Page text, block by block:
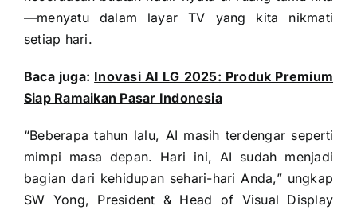
—menyatu dalam layar TV yang kita nikmati
setiap hari.
Baca juga: Inovasi AI LG 2025: Produk Premium
Siap Ramaikan Pasar Indonesia
“Beberapa tahun lalu, AI masih terdengar seperti
mimpi masa depan. Hari ini, AI sudah menjadi
bagian dari kehidupan sehari-hari Anda,” ungkap
SW Yong, President & Head of Visual Display